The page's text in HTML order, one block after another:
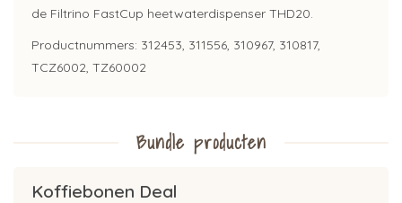
de Filtrino FastCup heetwaterdispenser THD20.
Productnummers: 312453, 311556, 310967, 310817,
TCZ6002, TZ60002
Bundle producten
Koffiebonen Deal